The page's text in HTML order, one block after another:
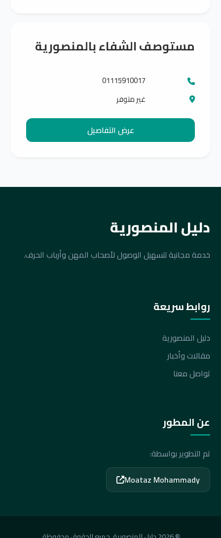
مستوصف الشفاء بالمنصورية
01115910017
غير متوفر
عرض التفاصيل
دليل المنصورية
خدمة مجانية لتسهيل الوصول لأصحاب المهن وأرباب الحرف.
روابط سريعة
دليل المنصورية
مقالات وأخبار
تواصل معنا
عن المطور
تم التطوير بواسطة:
Moataz Mohammady